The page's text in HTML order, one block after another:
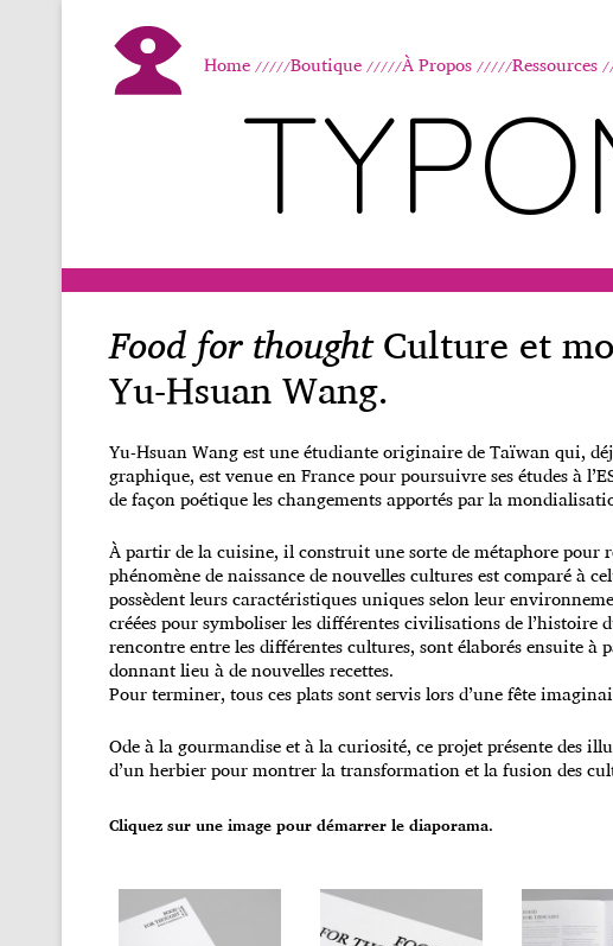
Home Boutique À Propos Ressources
Food for thoughtCulture et
Yu-Hsuan Wang.
Yu-Hsuan Wang est une étudiante originaire de Taïwan qui,
graphique, est venue en France pour poursuivre ses études à
de façon poétique les changements apportés par la
À partir de la cuisine, il construit une sorte de métaphore pour
phénomène de naissance de nouvelles cultures est comparé à
possèdent leurs caractéristiques uniques selon leur
créées pour symboliser les différentes civilisations de l’histoire
rencontre entre les différentes cultures, sont élaborés ensuite
donnant lieu à de nouvelles recettes.
Pour terminer, tous ces plats sont servis lors d’une fête
Ode à la gourmandise et à la curiosité, ce projet présente des
d’un herbier pour montrer la transformation et la fusion des
Cliquez sur une image pour démarrer le diaporama.